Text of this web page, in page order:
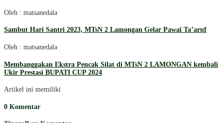
Oleh : matsanedala
Sambut Hari Santri 2023, MTsN 2 Lamongan Gelar Pawai Ta’aruf
Oleh : matsanedala
Membanggakan Ekstra Pencak Silat di MTsN 2 LAMONGAN kembali
Ukir Prestasi BUPATI CUP 2024
Artikel ini memiliki
0 Komentar